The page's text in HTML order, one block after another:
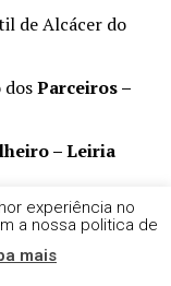
de Alcácer do
dosParceiros –
– Leiria
, promovido pela
experiência no
a nossa politica de
mais